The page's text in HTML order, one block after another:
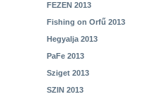
FEZEN 2013
Fishing on Orfű 2013
Hegyalja 2013
PaFe 2013
Sziget 2013
SZIN 2013